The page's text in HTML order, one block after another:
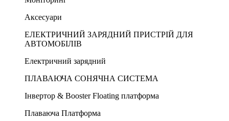
Аксесуари
ЕЛЕКТРИЧНИЙ ЗАРЯДНИЙ ПРИСТРІЙ ДЛЯ
АВТОМОБІЛІВ
Електричний зарядний
ПЛАВАЮЧА СОНЯЧНА СИСТЕМА
Інвертор & Booster Floating платформа
Плаваюча Платформа